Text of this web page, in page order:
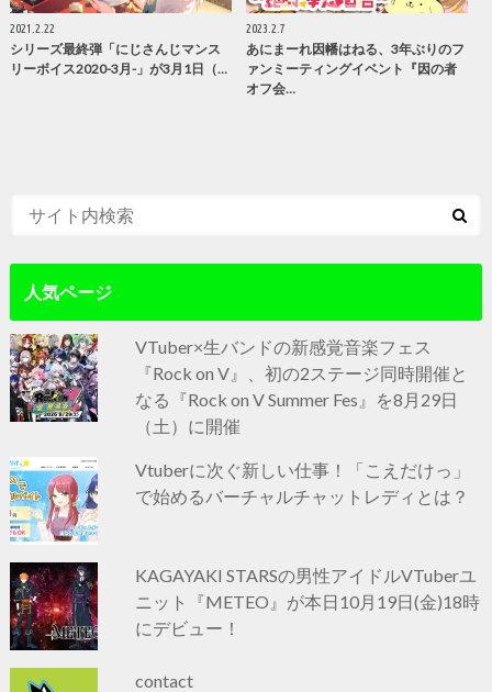
2021.2.22
シリーズ最終弾「にじさんじマンス
リーボイス2020-3⽉-」が3月1日（…
2023.2.7
あにまーれ因幡はねる、3年ぶりのフ
ァンミーティングイベント『因の者
オフ会…
人気ページ
VTuber×生バンドの新感覚音楽フェス
『Rock on V』、初の2ステージ同時開催と
なる『Rock on V Summer Fes』を8月29日
（土）に開催
Vtuberに次ぐ新しい仕事！「こえだけっ」
で始めるバーチャルチャットレディとは？
KAGAYAKI STARSの男性アイドルVTuberユ
ニット『METEO』が本日10月19日(金)18時
にデビュー！
contact